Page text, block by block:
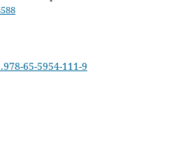
65-5954-111-9